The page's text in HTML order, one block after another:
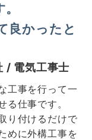
良かったと
/ 電気工事士
工事を行って一
る仕事です。
り付けるだけで
めに外構工事を